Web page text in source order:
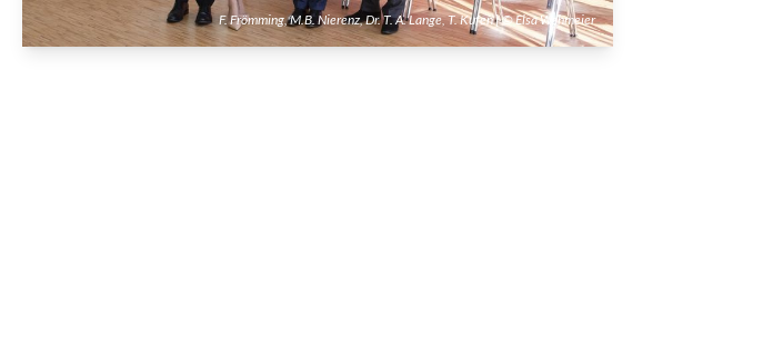
F. Frömming, M.B. Nierenz, Dr. T. A. Lange, T. Kufen | © Elsa Wehmeier